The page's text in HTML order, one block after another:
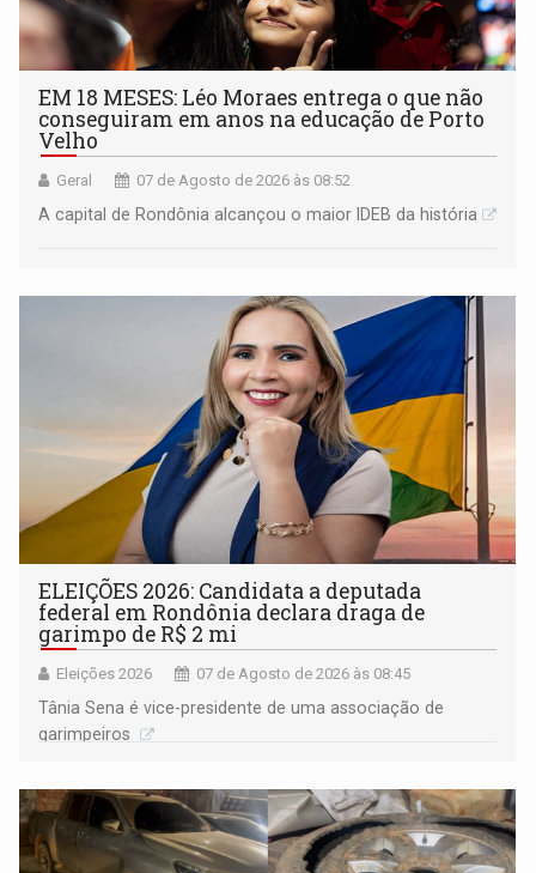
EM 18 MESES: Léo Moraes entrega o que não
conseguiram em anos na educação de Porto
Velho
Geral 07 de Agosto de 2026 às 08:52
A capital de Rondônia alcançou o maior IDEB da história
ELEIÇÕES 2026: Candidata a deputada
federal em Rondônia declara draga de
garimpo de R$ 2 mi
Eleições 2026 07 de Agosto de 2026 às 08:45
Tânia Sena é vice-presidente de uma associação de
garimpeiros